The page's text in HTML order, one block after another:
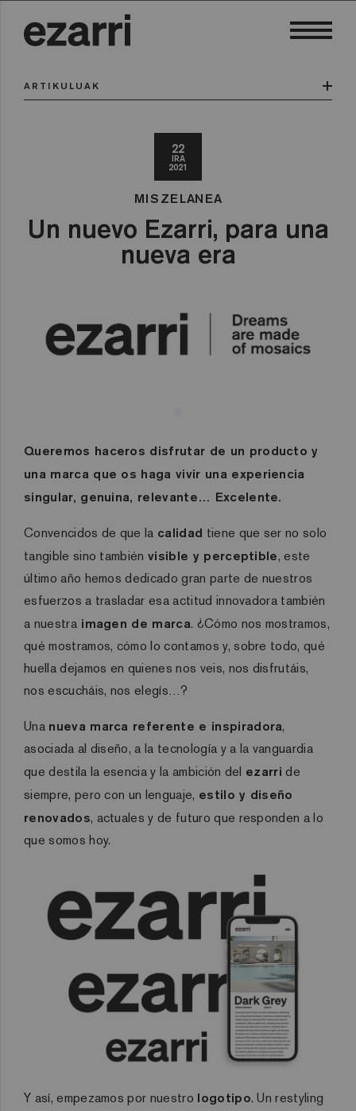
ARTIKULUAK
22
IRA
2021
MISZELANEA
Un nuevo Ezarri, para una
nueva era
Queremos haceros disfrutar de un producto y
una marca que os haga vivir una experiencia
singular, genuina, relevante… Excelente.
Convencidos de que la calidad tiene que ser no solo
tangible sino tambiénvisible y perceptible, este
último año hemos dedicado gran parte de nuestros
esfuerzos a trasladar esa actitud innovadora también
a nuestraimagen de marca. ¿Cómo nos mostramos,
qué mostramos, cómo lo contamos y, sobre todo, qué
huella dejamos en quienes nos veis, nos disfrutáis,
nos escucháis, nos elegís…?
Una nueva marca referente e inspiradora,
asociada al diseño, a la tecnología y a la vanguardia
que destila la esencia y la ambición del ezarri de
siempre, pero con un lenguaje, estilo y diseño
renovados, actuales y de futuro que responden a lo
que somos hoy.
Y así, empezamos por nuestro logotipo. Un restyling